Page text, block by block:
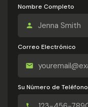
Nombre Completo
Correo Electrónico
Su Número de Teléfono